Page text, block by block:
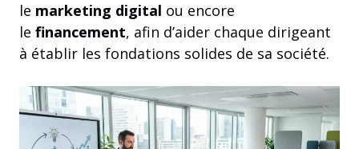
le marketing digital ou encore
le financement, afin d’aider chaque dirigeant
à établir les fondations solides de sa société.